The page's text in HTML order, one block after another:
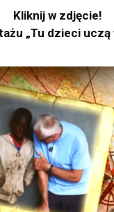
Kliknij w zdjęcie!
„Tu dzieci uczą